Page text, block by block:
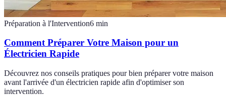
Préparation à l'Intervention6 min
Comment Préparer Votre Maison pour un
Électricien Rapide
Découvrez nos conseils pratiques pour bien préparer votre maison
avant l'arrivée d'un électricien rapide afin d'optimiser son
intervention.